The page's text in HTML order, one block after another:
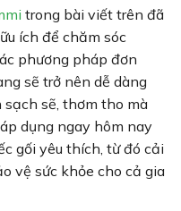
trong bài viết trên đã
ích để chăm sóc
phương pháp đơn
sẽ trở nên dễ dàng
sạch sẽ, thơm tho mà
dụng ngay hôm nay
gối yêu thích, từ đó cải
vệ sức khỏe cho cả gia